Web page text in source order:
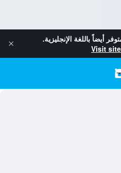
أيضاً باللغة الإنجليزية.
Visit